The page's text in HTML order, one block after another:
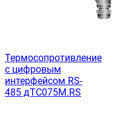
Термосопротивление
с цифровым
интерфейсом RS-
485 дТС075М.RS